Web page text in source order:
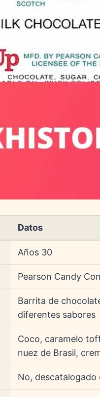
Datos
Años 30
Pearson Candy
Barrita de
diferentes sabores
Coco, caramelo
nuez de Brasil,
No, descatalogado